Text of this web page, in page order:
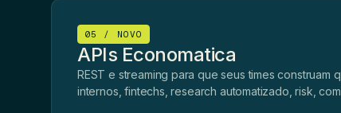
05 / NOVO
APIs Economatica
REST e streaming para que seus times construam
internos, fintechs, research automatizado, risk,